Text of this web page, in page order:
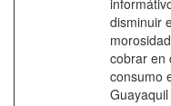
disminuir
cobrar en
consumo
Guayaquil